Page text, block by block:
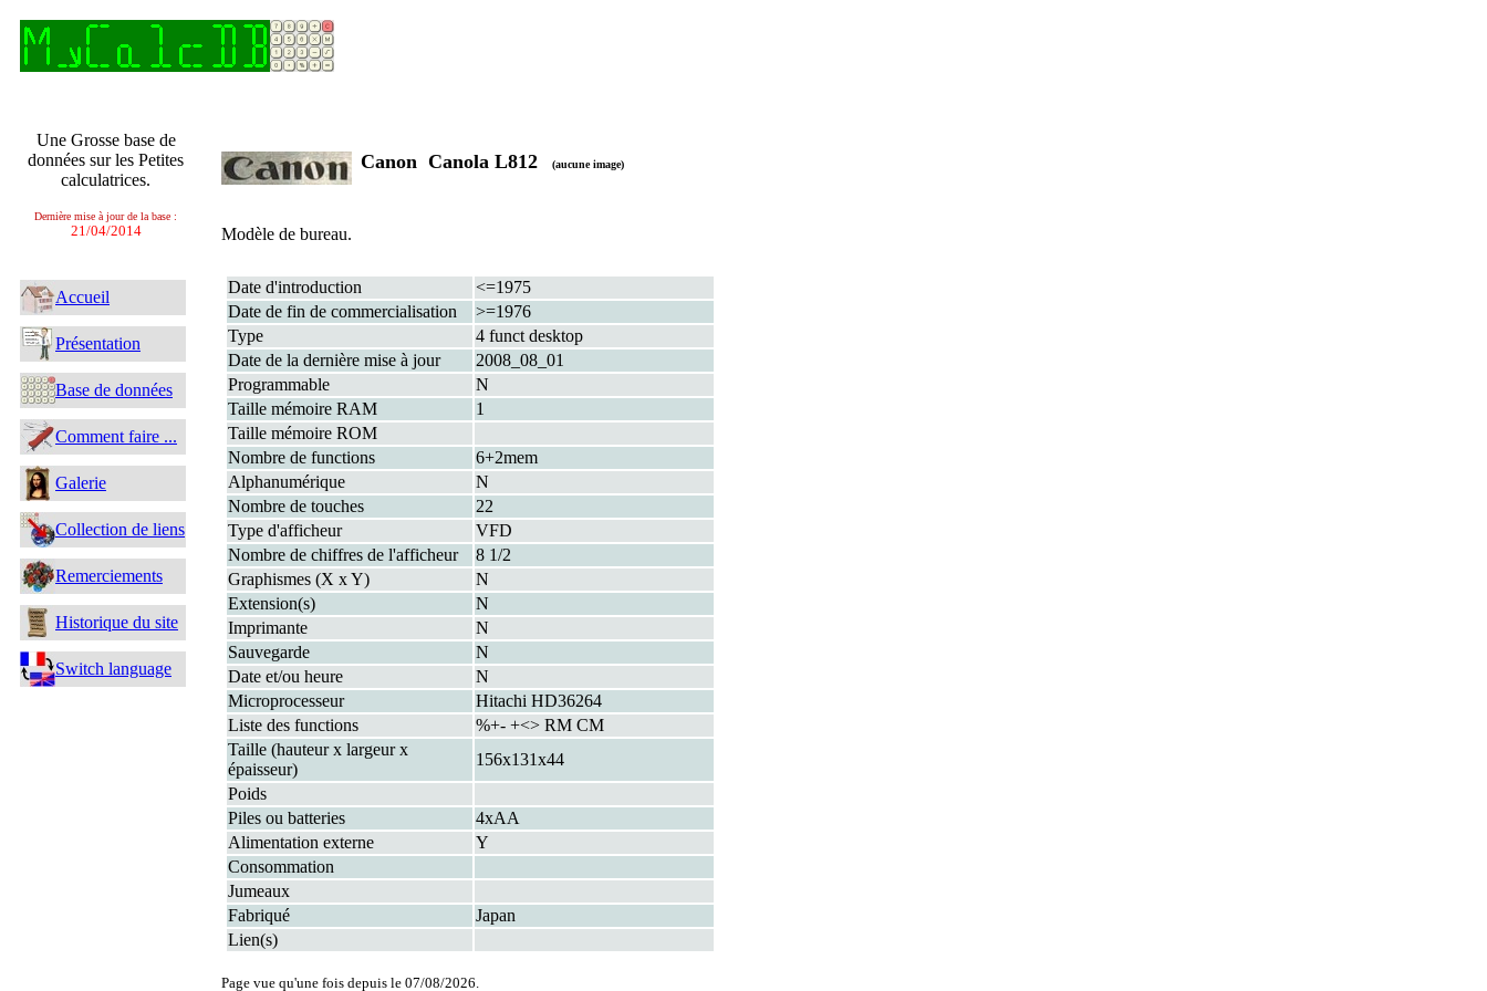
Une Grosse base de
données sur les Petites
calculatrices.
Dernière mise à jour de la base :
21/04/2014
Accueil
Présentation
Base de données
Comment faire ...
Galerie
Collection de liens
Remerciements
Historique du site
Switch language
Canon Canola L812 (aucune image)
Modèle de bureau.
Date d'introduction
<=1975
Date de fin de commercialisation
>=1976
Type
4 funct desktop
Date de la dernière mise à jour
2008_08_01
Programmable
N
Taille mémoire RAM
1
Taille mémoire ROM
Nombre de functions
6+2mem
Alphanumérique
N
Nombre de touches
22
Type d'afficheur
VFD
Nombre de chiffres de l'afficheur
8 1/2
Graphismes (X x Y)
N
Extension(s)
N
Imprimante
N
Sauvegarde
N
Date et/ou heure
N
Microprocesseur
Hitachi HD36264
Liste des functions
%+- +<> RM CM
Taille (hauteur x largeur x
épaisseur)
156x131x44
Poids
Piles ou batteries
4xAA
Alimentation externe
Y
Consommation
Jumeaux
Fabriqué
Japan
Lien(s)
Page vue qu'une fois depuis le 07/08/2026.